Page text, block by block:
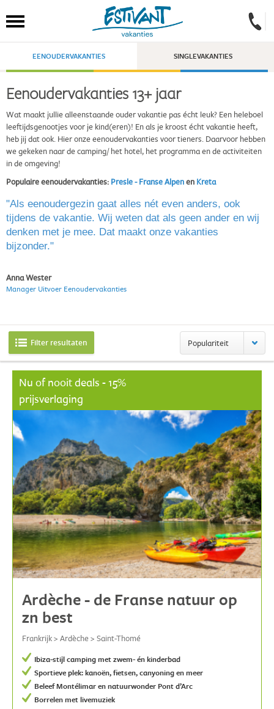
EENOUDERVAKANTIES SINGLEVAKANTIES
Eenoudervakanties 13+ jaar
Wat maakt jullie alleenstaande ouder vakantie pas écht leuk? Een heleboel
leeftijdsgenootjes voor je kind(eren)! En als je kroost écht vakantie heeft,
heb jij dat ook. Hier onze eenoudervakanties voor tieners. Daarvoor hebben
we gekeken naar de camping/ het hotel, het programma en de activiteiten
in de omgeving!
Populaire eenoudervakanties: Presle - Franse Alpenen Kreta
"Als eenoudergezin gaat alles nét even anders, ook
tijdens de vakantie. Wij weten dat als geen ander en wij
denken met je mee. Dat maakt onze vakanties
bijzonder."
Anna Wester
Manager Uitvoer Eenoudervakanties
Filter resultaten Populariteit
Nu of nooit deals - 15%
prijsverlaging
Ardèche - de Franse natuur op
zn best
Frankrijk > Ardèche > Saint-Thomé
Ibiza-stijl camping met zwem- én kinderbad
Sportieve plek: kanoën, fietsen, canyoning en meer
Beleef Montélimar en natuurwonder Pont d’Arc
Borrelen met livemuziek